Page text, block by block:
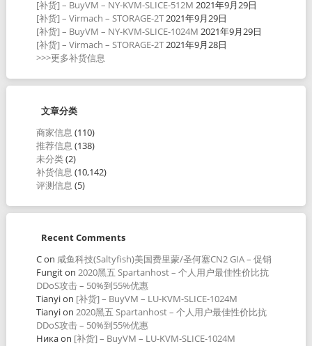
[补货] – BuyVM – NY-KVM-SLICE-512M 2021年9月29日
[补货] – Virmach – STORAGE-2T2021年9月29日
[补货] – BuyVM – NY-KVM-SLICE-1024M 2021年9月29日
[补货] – Virmach – STORAGE-2T2021年9月28日
>>>更多补货信息
文章分类
商家信息 (110)
推荐信息 (138)
未分类(2)
补货信息 (10,142)
评测信息 (5)
Recent Comments
Con 咸鱼科技(Saltyfish)美国费里蒙/圣何塞CN2 GIA – 促销
Fungiton 2020黑五 Spartanhost – 个人用户最佳性价比抗
DDoS攻击 – 50%到55%优惠
Tianyion [补货] – BuyVM – LU-KVM-SLICE-1024M
Tianyion 2020黑五 Spartanhost – 个人用户最佳性价比抗
DDoS攻击 – 50%到55%优惠
Никаon [补货] – BuyVM – LU-KVM-SLICE-1024M